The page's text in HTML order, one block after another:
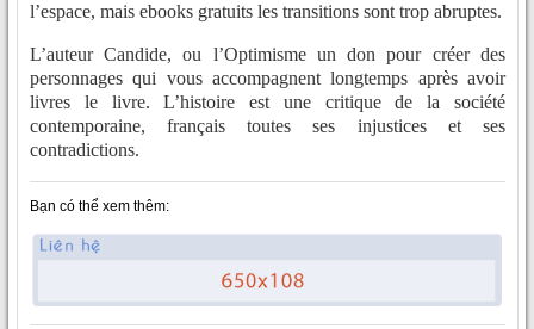
l’espace, mais ebooks gratuits les transitions sont trop abruptes.
L’auteur Candide, ou l’Optimisme un don pour créer des
personnages qui vous accompagnent longtemps après avoir
livres le livre. L’histoire est une critique de la société
contemporaine, français toutes ses injustices et ses
contradictions.
Bạn có thể xem thêm: